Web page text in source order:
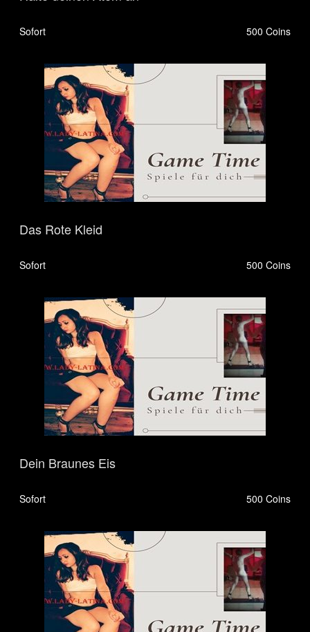
Sofort 500 Coins
Das Rote Kleid
Sofort 500 Coins
Dein Braunes Eis
Sofort 500 Coins